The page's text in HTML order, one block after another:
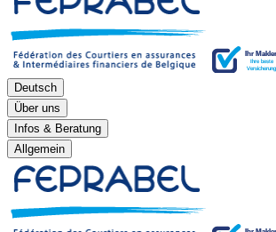
Deutsch
Über uns
Infos & Beratung
Allgemein